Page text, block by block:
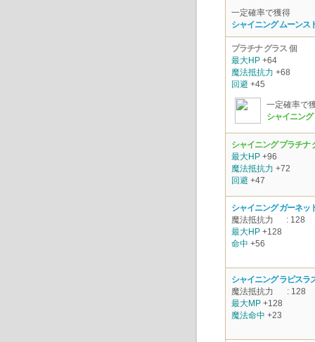
一定確率で獲得
シャイニング ムーンス
プラチナ グラス 個
最大HP +64
魔法抵抗力 +68
回避 +45
一定確率で
シャイニン
シャイニング プラチナ
最大HP +96
魔法抵抗力 +72
回避 +47
シャイニング ガーネッ
魔法抵抗力
: 128
最大HP +128
命中 +56
シャイニング ラピスラ
魔法抵抗力
: 128
最大MP +128
魔法命中 +23